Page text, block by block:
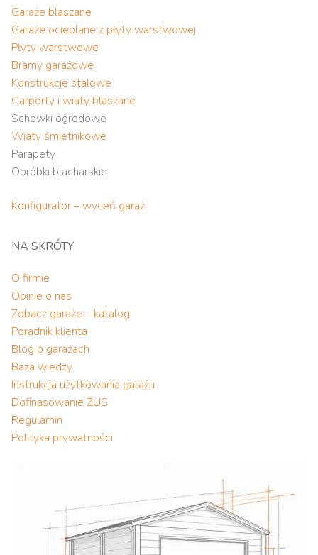
Garaże blaszane
Garaże ocieplane z płyty warstwowej
Płyty warstwowe
Bramy garażowe
Konstrukcje stalowe
Carporty i wiaty blaszane
Schowki ogrodowe
Wiaty śmietnikowe
Parapety
Obróbki blacharskie
Konfigurator – wyceń garaż
NA SKRÓTY
O firmie
Opinie o nas
Zobacz garaże – katalog
Poradnik klienta
Blog o garażach
Baza wiedzy
Instrukcja użytkowania garażu
Dofinasowanie ZUS
Regulamin
Polityka prywatności